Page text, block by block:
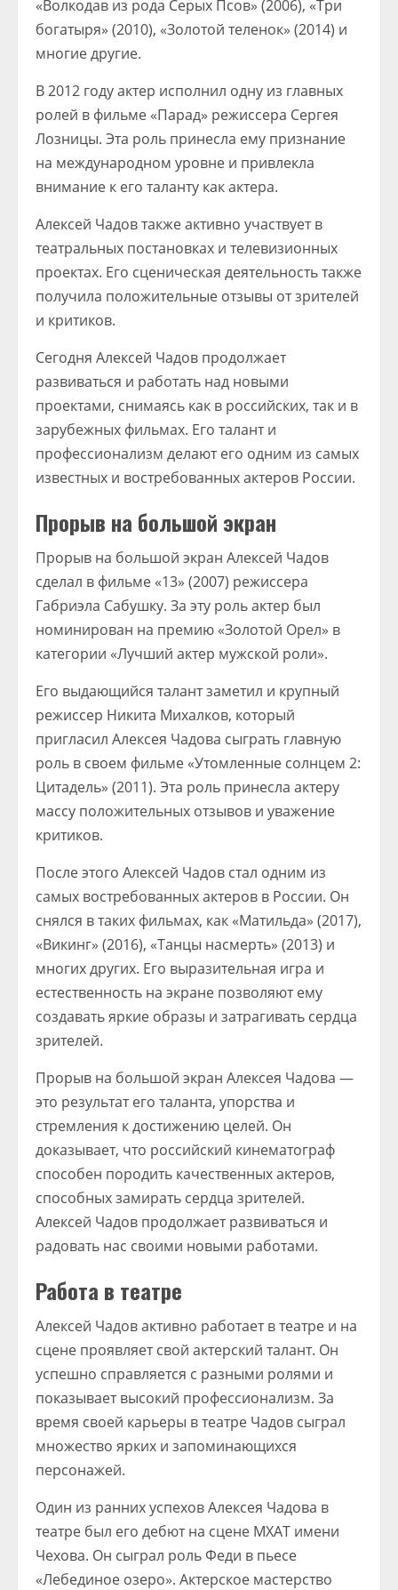
«Волкодав из рода Серых Псов» (2006), «Три
богатыря» (2010), «Золотой теленок» (2014) и
многие другие.
В 2012 году актер исполнил одну из главных
ролей в фильме «Парад» режиссера Сергея
Лозницы. Эта роль принесла ему признание
на международном уровне и привлекла
внимание к его таланту как актера.
Алексей Чадов также активно участвует в
театральных постановках и телевизионных
проектах. Его сценическая деятельность также
получила положительные отзывы от зрителей
и критиков.
Сегодня Алексей Чадов продолжает
развиваться и работать над новыми
проектами, снимаясь как в российских, так и в
зарубежных фильмах. Его талант и
профессионализм делают его одним из самых
известных и востребованных актеров России.
Прорыв на большой экран
Прорыв на большой экран Алексей Чадов
сделал в фильме «13» (2007) режиссера
Габриэла Сабушку. За эту роль актер был
номинирован на премию «Золотой Орел» в
категории «Лучший актер мужской роли».
Его выдающийся талант заметил и крупный
режиссер Никита Михалков, который
пригласил Алексея Чадова сыграть главную
роль в своем фильме «Утомленные солнцем 2:
Цитадель» (2011). Эта роль принесла актеру
массу положительных отзывов и уважение
критиков.
После этого Алексей Чадов стал одним из
самых востребованных актеров в России. Он
снялся в таких фильмах, как «Матильда» (2017),
«Викинг» (2016), «Танцы насмерть» (2013) и
многих других. Его выразительная игра и
естественность на экране позволяют ему
создавать яркие образы и затрагивать сердца
зрителей.
Прорыв на большой экран Алексея Чадова —
это результат его таланта, упорства и
стремления к достижению целей. Он
доказывает, что российский кинематограф
способен породить качественных актеров,
способных замирать сердца зрителей.
Алексей Чадов продолжает развиваться и
радовать нас своими новыми работами.
Работа в театре
Алексей Чадов активно работает в театре и на
сцене проявляет свой актерский талант. Он
успешно справляется с разными ролями и
показывает высокий профессионализм. За
время своей карьеры в театре Чадов сыграл
множество ярких и запоминающихся
персонажей.
Один из ранних успехов Алексея Чадова в
театре был его дебют на сцене МХАТ имени
Чехова. Он сыграл роль Феди в пьесе
«Лебединое озеро». Актерское мастерство